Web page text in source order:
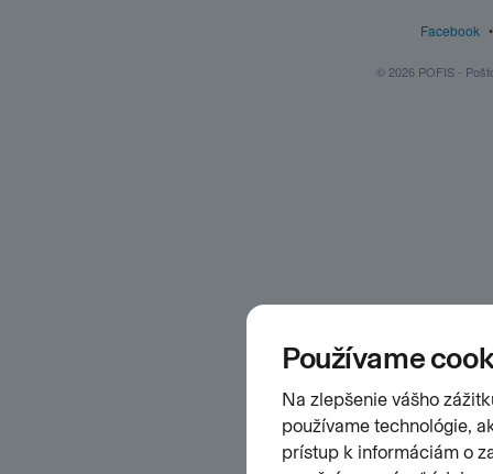
Facebook
© 2026 POFIS -